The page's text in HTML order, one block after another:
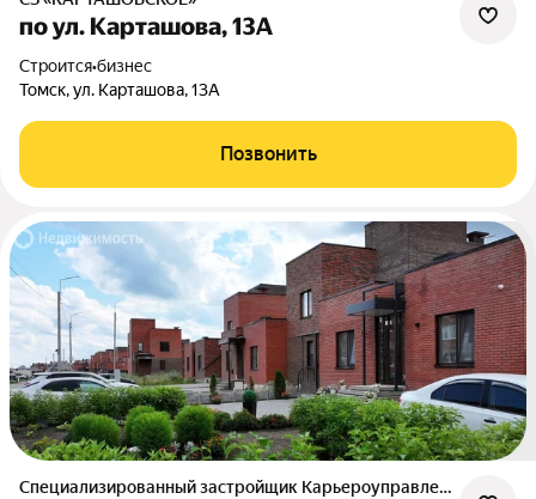
по ул. Карташова, 13А
Строится•бизнес
Томск, ул. Карташова, 13А
Позвонить
Специализированный застройщик Карьероуправление